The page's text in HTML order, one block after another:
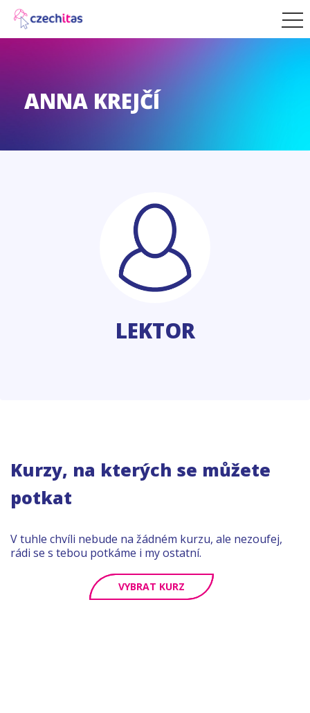
ANNA KREJČÍ
LEKTOR
Kurzy, na kterých se můžete
potkat
V tuhle chvíli nebude na žádném kurzu, ale nezoufej,
rádi se s tebou potkáme i my ostatní.
VYBRAT KURZ